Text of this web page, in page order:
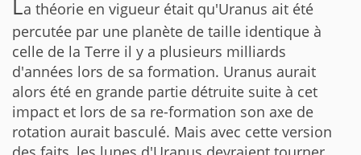
La théorie en vigueur était qu'Uranus ait été
percutée par une planète de taille identique à
celle de la Terre il y a plusieurs milliards
d'années lors de sa formation. Uranus aurait
alors été en grande partie détruite suite à cet
impact et lors de sa re-formation son axe de
rotation aurait basculé. Mais avec cette version